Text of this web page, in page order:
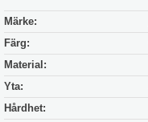
Märke:
Färg:
Material:
Yta:
Hårdhet: